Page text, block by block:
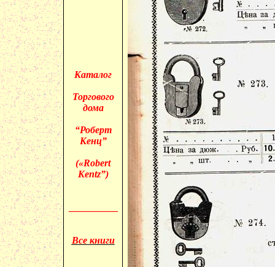
Каталог
Торгового
дома
“Роберт
Кенц”
(«Robert
Kentz”)
Все книги